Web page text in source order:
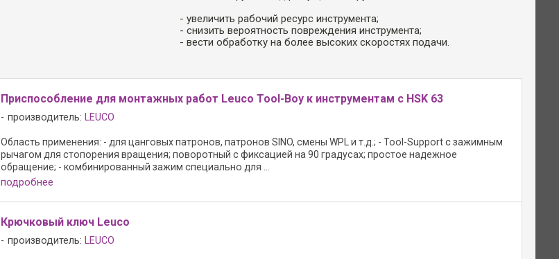
- увеличить рабочий ресурс инструмента;
- снизить вероятность повреждения инструмента;
- вести обработку на более высоких скоростях подачи.
Приспособление для монтажных работ Leuco Tool-Boy к инструментам с HSK 63
производитель: LEUCO
Область применения: - для цанговых патронов, патронов SINO, смены WPL и т.д.; - Tool-Support с зажимным
рычагом для стопорения вращения; поворотный с фиксацией на 90 градусах; простое надежное
обращение; - комбинированный зажим специально для ...
подробнее
Крючковый ключ Leuco
производитель: LEUCO